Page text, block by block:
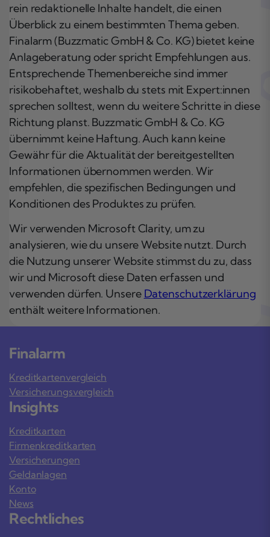
rein redaktionelle Inhalte handelt, die einen
Überblick zu einem bestimmten Thema geben.
Finalarm (Buzzmatic GmbH & Co. KG) bietet keine
Anlageberatung oder spricht Empfehlungen aus.
Entsprechende Themenbereiche sind immer
risikobehaftet, weshalb du stets mit Expert:innen
sprechen solltest, wenn du weitere Schritte in diese
Richtung planst. Buzzmatic GmbH & Co. KG
übernimmt keine Haftung. Auch kann keine
Gewähr für die Aktualität der bereitgestellten
Informationen übernommen werden. Wir
empfehlen, die spezifischen Bedingungen und
Konditionen des Produktes zu prüfen.
Wir verwenden Microsoft Clarity, um zu
analysieren, wie du unsere Website nutzt. Durch
die Nutzung unserer Website stimmst du zu, dass
wir und Microsoft diese Daten erfassen und
verwenden dürfen. Unsere Datenschutzerklärung
enthält weitere Informationen.
Finalarm
Kreditkartenvergleich
Versicherungsvergleich
Insights
Kreditkarten
Firmenkreditkarten
Versicherungen
Geldanlagen
Konto
News
Rechtliches